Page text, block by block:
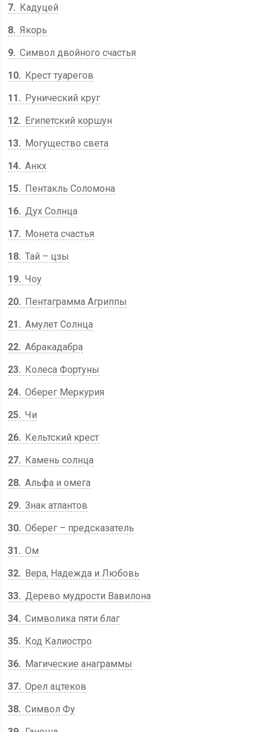
7
Кадуцей
8 Якорь
9 Символ двойного счастья
10
Крест туарегов
11
Рунический круг
12
Египетский коршун
13
Могущество света
14 Анкх
15
Пентакль Соломона
16 Дух Солнца
17
Монета счастья
18 Тай – цзы
19 Чоу
20
Пентаграмма Агриппы
21
Амулет Солнца
22 Абракадабра
23
Колеса Фортуны
24 Оберег Меркурия
25 Чи
26
Кельтский крест
27
Камень солнца
28 Альфа и омега
29 Знак атлантов
30 Оберег – предсказатель
31
Ом
32
Вера, Надежда и Любовь
33 Дерево мудрости Вавилона
34 Символика пяти благ
35
Код Калиостро
36
Магические анаграммы
37 Орел ацтеков
38 Символ Фу